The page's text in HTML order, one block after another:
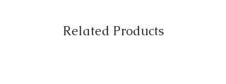
Related Products